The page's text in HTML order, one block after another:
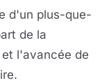
d'un plus-que-
de la
l'avancée de